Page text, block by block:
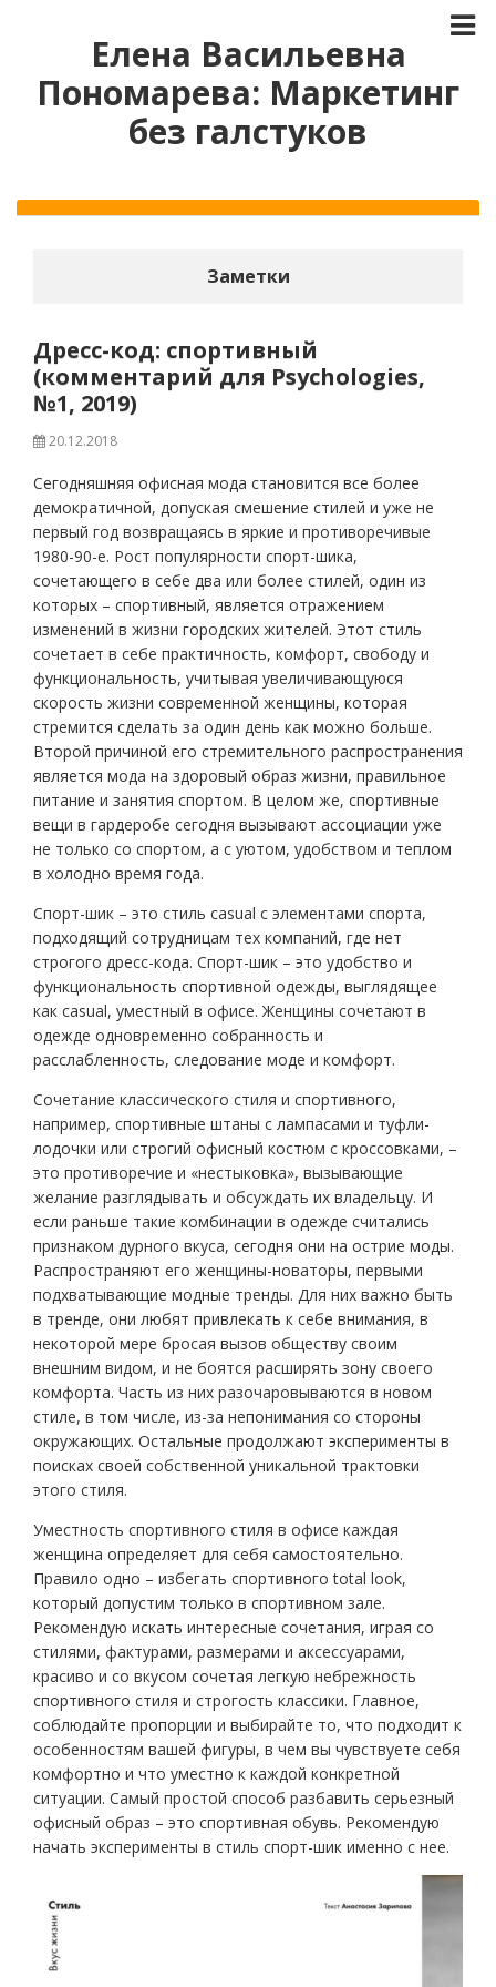
Елена Васильевна
Пономарева: Маркетинг
без галстуков
Заметки
Дресс-код: спортивный
(комментарий для Psychologies,
№1, 2019)
20.12.2018
Сегодняшняя офисная мода становится все более
демократичной, допуская смешение стилей и уже не
первый год возвращаясь в яркие и противоречивые
1980-90-е. Рост популярности спорт-шика,
сочетающего в себе два или более стилей, один из
которых – спортивный, является отражением
изменений в жизни городских жителей. Этот стиль
сочетает в себе практичность, комфорт, свободу и
функциональность, учитывая увеличивающуюся
скорость жизни современной женщины, которая
стремится сделать за один день как можно больше.
Второй причиной его стремительного распространения
является мода на здоровый образ жизни, правильное
питание и занятия спортом. В целом же, спортивные
вещи в гардеробе сегодня вызывают ассоциации уже
не только со спортом, а с уютом, удобством и теплом
в холодно время года.
Спорт-шик – это стиль casual с элементами спорта,
подходящий сотрудницам тех компаний, где нет
строгого дресс-кода. Спорт-шик – это удобство и
функциональность спортивной одежды, выглядящее
как casual, уместный в офисе. Женщины сочетают в
одежде одновременно собранность и
расслабленность, следование моде и комфорт.
Сочетание классического стиля и спортивного,
например, спортивные штаны с лампасами и туфли-
лодочки или строгий офисный костюм с кроссовками, –
это противоречие и «нестыковка», вызывающие
желание разглядывать и обсуждать их владельцу. И
если раньше такие комбинации в одежде считались
признаком дурного вкуса, сегодня они на острие моды.
Распространяют его женщины-новаторы, первыми
подхватывающие модные тренды. Для них важно быть
в тренде, они любят привлекать к себе внимания, в
некоторой мере бросая вызов обществу своим
внешним видом, и не боятся расширять зону своего
комфорта. Часть из них разочаровываются в новом
стиле, в том числе, из-за непонимания со стороны
окружающих. Остальные продолжают эксперименты в
поисках своей собственной уникальной трактовки
этого стиля.
Уместность спортивного стиля в офисе каждая
женщина определяет для себя самостоятельно.
Правило одно – избегать спортивного total look,
который допустим только в спортивном зале.
Рекомендую искать интересные сочетания, играя со
стилями, фактурами, размерами и аксессуарами,
красиво и со вкусом сочетая легкую небрежность
спортивного стиля и строгость классики. Главное,
соблюдайте пропорции и выбирайте то, что подходит к
особенностям вашей фигуры, в чем вы чувствуете себя
комфортно и что уместно к каждой конкретной
ситуации. Самый простой способ разбавить серьезный
офисный образ – это спортивная обувь. Рекомендую
начать эксперименты в стиль спорт-шик именно с нее.